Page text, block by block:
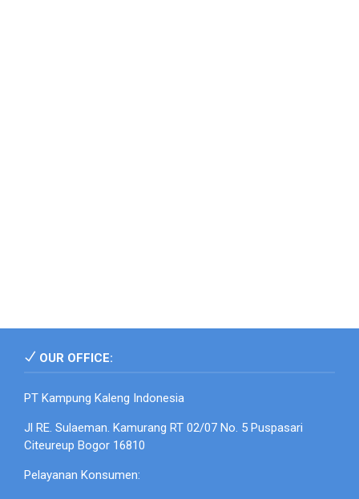
OUR OFFICE:
PT Kampung Kaleng Indonesia
Jl RE. Sulaeman. Kamurang RT 02/07 No. 5 Puspasari
Citeureup Bogor 16810
Pelayanan Konsumen: